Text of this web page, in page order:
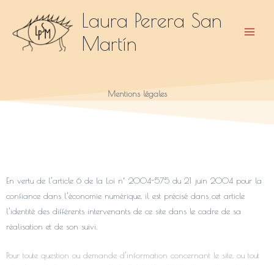
contenu
Laura Perera San
Martín
Mentions légales
En vertu de l’article 6 de la Loi n° 2004-575 du 21 juin 2004 pour la
confiance dans l’économie numérique, il est précisé dans cet article
l’identité des différents intervenants de ce site dans le cadre de sa
réalisation et de son suivi.
Pour toute question ou demande d’information concernant le site, ou tout